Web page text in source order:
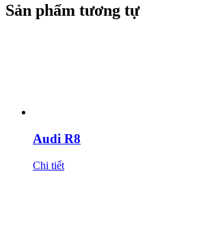
Sản phẩm tương tự
Audi R8
Chi tiết